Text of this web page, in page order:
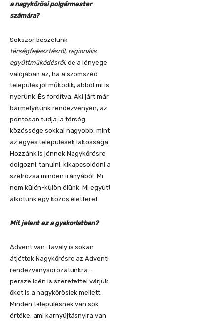
a nagykőrösi polgármester
számára?
Sokszor beszélünk
térségfejlesztésről, regionális
együttműködésről, de a lényege
valójában az, ha a szomszéd
település jól működik, abból mi is
nyerünk. És fordítva. Aki járt már
bármelyikünk rendezvényén, az
pontosan tudja: a térség
közössége sokkal nagyobb, mint
az egyes települések lakossága.
Hozzánk is jönnek Nagykőrösre
dolgozni, tanulni, kikapcsolódni a
szélrózsa minden irányából. Mi
nem külön-külön élünk. Mi együtt
alkotunk egy közös életteret.
Mit jelent ez a gyakorlatban?
Advent van. Tavaly is sokan
átjöttek Nagykőrösre az Adventi
rendezvénysorozatunkra –
persze idén is szeretettel várjuk
őket is a nagykőrösiek mellett.
Minden településnek van sok
értéke, ami karnyújtásnyira van